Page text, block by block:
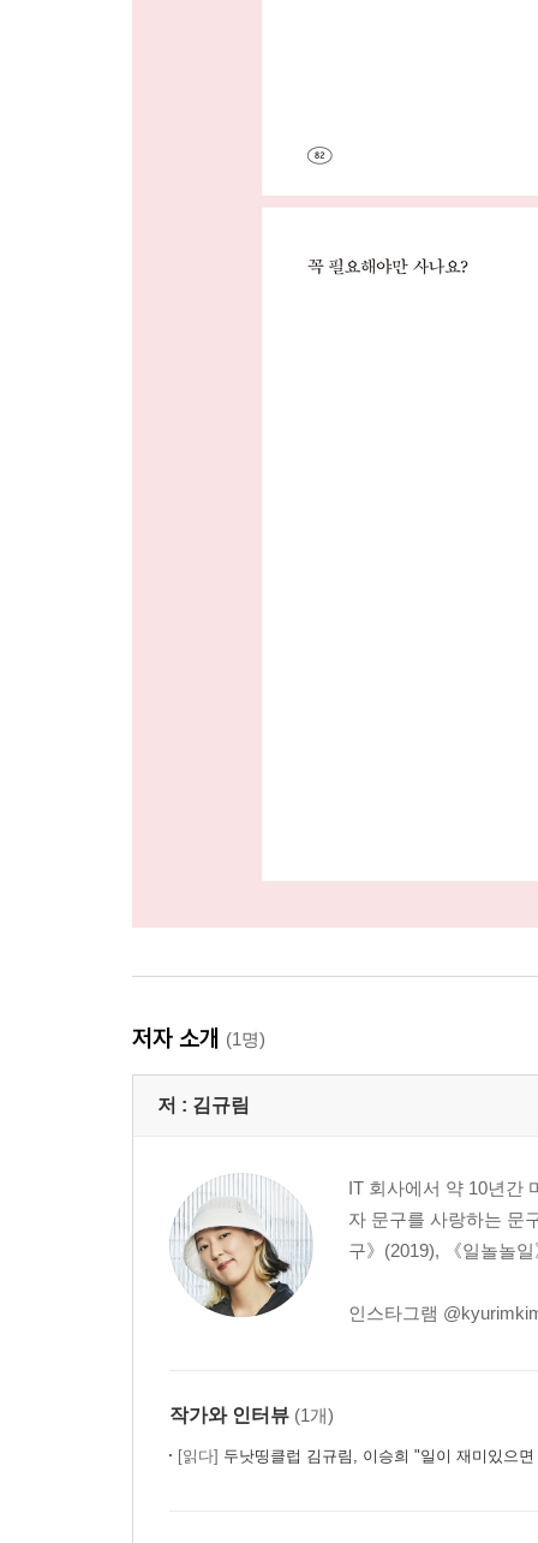
저자 소개 (1명)
저 : 김규림
IT 회사에서 약 10년간
자 문구를 사랑하는 문
구》(2019), 《일놀놀
인스타그램
작가와 인터뷰 (1개)
[읽다] 두낫띵클럽 김규림, 이승희 "일이 재미있으